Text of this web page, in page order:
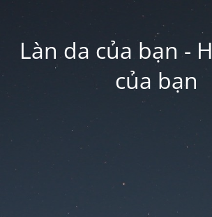
Làn da của bạn -
của bạn